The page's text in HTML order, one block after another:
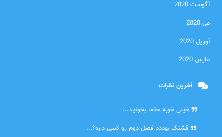
آگوست 2020
می 2020
آوریل 2020
مارس 2020
آخرین نظرات
خیلی خوبه حتما بخونید...
قشنگ بوددد فصل دوم رو کسی داره؟...